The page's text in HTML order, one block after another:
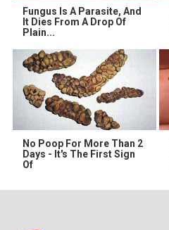
Fungus Is A Parasite, And
It Dies From A Drop Of
Plain...
No Poop For More Than 2
Days - It's The First Sign
Of